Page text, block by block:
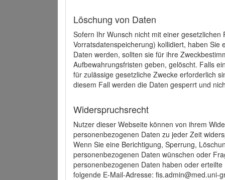
Löschung von Daten
Sofern Ihr Wunsch nicht mit einer
Vorratsdatenspeicherung) kollidiert, haben
Daten werden, sollten sie für ihre
Aufbewahrungsfristen geben, gelöscht. Falls
für zulässige gesetzliche Zwecke erforderlich
diesem Fall werden die Daten gesperrt und
Widerspruchsrecht
Nutzer dieser Webseite können von ihrem
personenbezogenen Daten zu jeder Zeit
Wenn Sie eine Berichtigung, Sperrung,
personenbezogenen Daten wünschen oder
personenbezogenen Daten haben oder
folgende E-Mail-Adresse: fis.admin@med.uni-